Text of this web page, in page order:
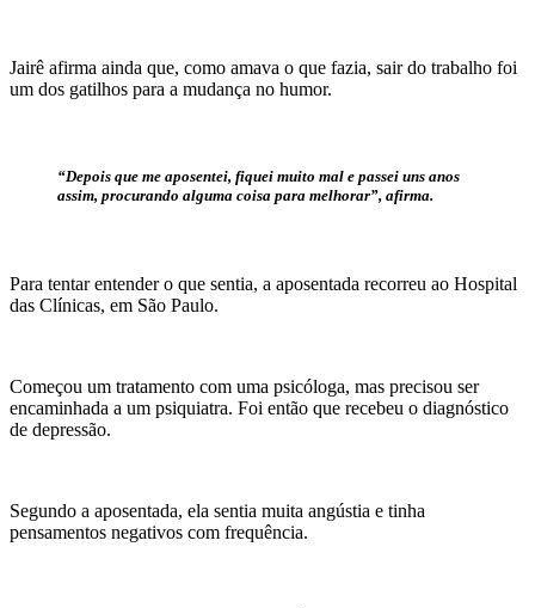
Jairê afirma ainda que, como amava o que fazia, sair do trabalho foi
um dos gatilhos para a mudança no humor.
“Depois que me aposentei, fiquei muito mal e passei uns anos
assim, procurando alguma coisa para melhorar”, afirma.
Para tentar entender o que sentia, a aposentada recorreu ao Hospital
das Clínicas, em São Paulo.
Começou um tratamento com uma psicóloga, mas precisou ser
encaminhada a um psiquiatra. Foi então que recebeu o diagnóstico
de depressão.
Segundo a aposentada, ela sentia muita angústia e tinha
pensamentos negativos com frequência.